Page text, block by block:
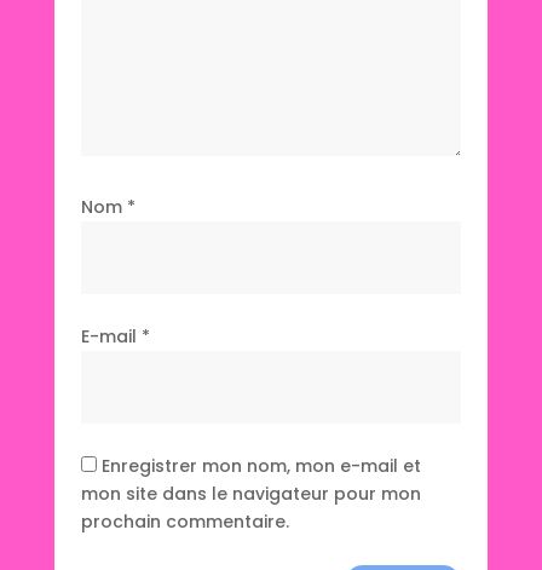
Nom *
E-mail *
Enregistrer mon nom, mon e-mail et
mon site dans le navigateur pour mon
prochain commentaire.